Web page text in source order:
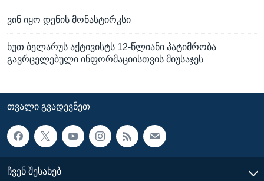
ვინ იყო დენის მონასტირკსი
ხუთ ბელარუს აქტივისტს 12-წლიანი პატიმრობა
გავრცელებული ინფორმაციისთვის მიუსაჯეს
ᲗᲕᲐᲚᲘ ᲒᲕᲐᲓᲔᲕᲜᲔᲗ
ᲩᲕᲔᲜ ᲨᲔᲡᲐᲮᲔᲑ